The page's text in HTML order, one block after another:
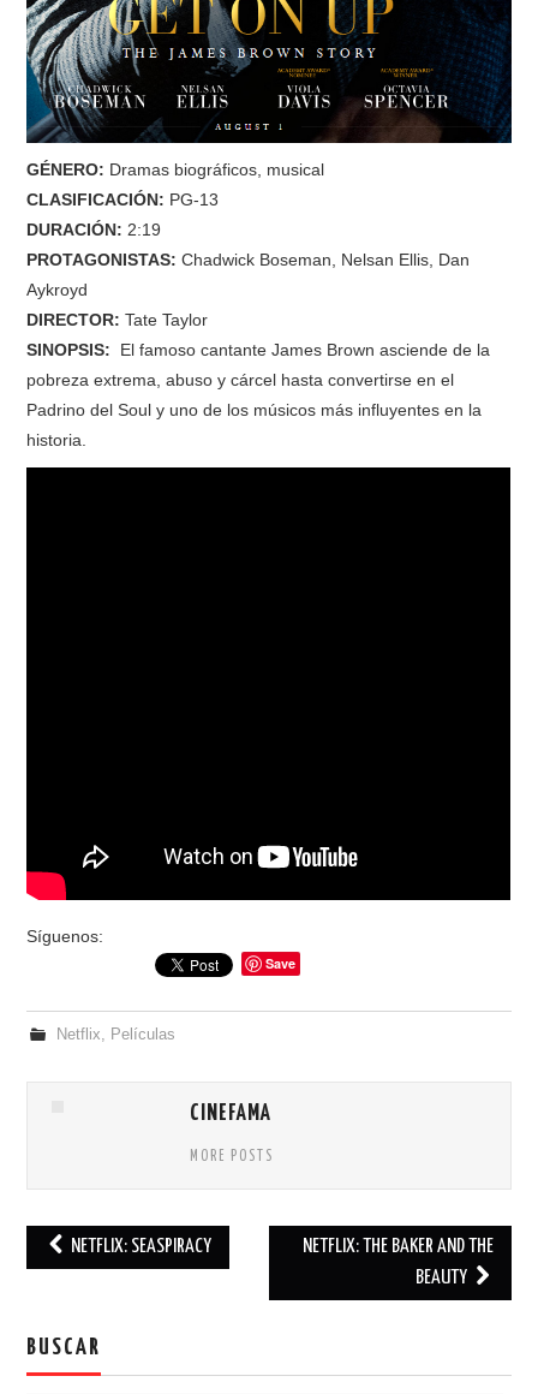
GÉNERO: Dramas biográficos, musical
CLASIFICACIÓN: PG-13
DURACIÓN: 2:19
PROTAGONISTAS: Chadwick Boseman, Nelsan Ellis, Dan
Aykroyd
DIRECTOR:Tate Taylor
SINOPSIS:
El famoso cantante James Brown asciende de la
pobreza extrema, abuso y cárcel hasta convertirse en el
Padrino del Soul y uno de los músicos más influyentes en la
historia.
Síguenos:
Save
Netflix, Películas
CINEFAMA
MORE POSTS
NETFLIX: SEASPIRACY
NETFLIX: THE BAKER AND THE
BEAUTY
BUSCAR